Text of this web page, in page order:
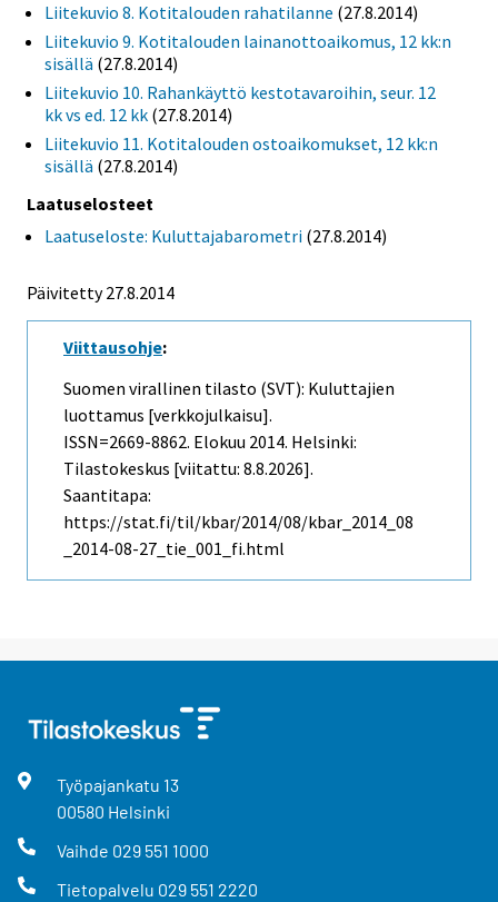
Liitekuvio 8. Kotitalouden rahatilanne (27.8.2014)
Liitekuvio 9. Kotitalouden lainanottoaikomus, 12 kk:n
sisällä (27.8.2014)
Liitekuvio 10. Rahankäyttö kestotavaroihin, seur. 12
kk vs ed. 12 kk (27.8.2014)
Liitekuvio 11. Kotitalouden ostoaikomukset, 12 kk:n
sisällä (27.8.2014)
Laatuselosteet
Laatuseloste: Kuluttajabarometri (27.8.2014)
Päivitetty 27.8.2014
Viittausohje:
Suomen virallinen tilasto (SVT): Kuluttajien
luottamus [verkkojulkaisu].
ISSN=2669-8862. Elokuu 2014. Helsinki:
Tilastokeskus [viitattu: 8.8.2026].
Saantitapa:
https://stat.fi/til/kbar/2014/08/kbar_2014_08
_2014-08-27_tie_001_fi.html
Työpajankatu 13
00580 Helsinki
Vaihde 029 551 1000
Tietopalvelu 029 551 2220